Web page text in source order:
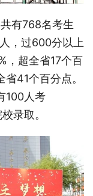
有768名考生
，过600分以上
，超全省17个百
41个百分点。
100人考
录取。